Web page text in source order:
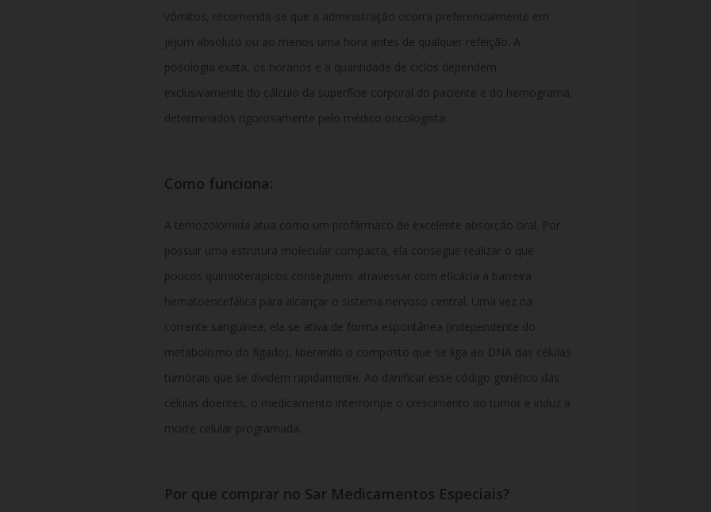
vômitos, recomenda-se que a administração ocorra preferencialmente em
jejum absoluto ou ao menos uma hora antes de qualquer refeição. A
posologia exata, os horários e a quantidade de ciclos dependem
exclusivamente do cálculo da superfície corporal do paciente e do hemograma,
determinados rigorosamente pelo médico oncologista.
Como funciona:
A temozolomida atua como um profármaco de excelente absorção oral. Por
possuir uma estrutura molecular compacta, ela consegue realizar o que
poucos quimioterápicos conseguem: atravessar com eficácia a barreira
hematoencefálica para alcançar o sistema nervoso central. Uma vez na
corrente sanguínea, ela se ativa de forma espontânea (independente do
metabolismo do fígado), liberando o composto que se liga ao DNA das células
tumorais que se dividem rapidamente. Ao danificar esse código genético das
células doentes, o medicamento interrompe o crescimento do tumor e induz a
morte celular programada.
Por que comprar no Sar Medicamentos Especiais?